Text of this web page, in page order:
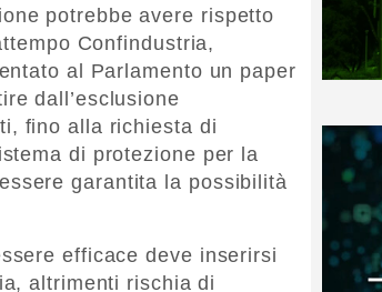
potrebbe avere rispetto
Confindustria,
al Parlamento un paper
dall’esclusione
fino alla richiesta di
di protezione per la
garantita la possibilità
efficace deve inserirsi
altrimenti rischia di